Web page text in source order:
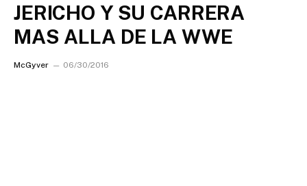
JERICHO Y SU CARRERA
MAS ALLA DE LA WWE
McGyver 06/30/2016